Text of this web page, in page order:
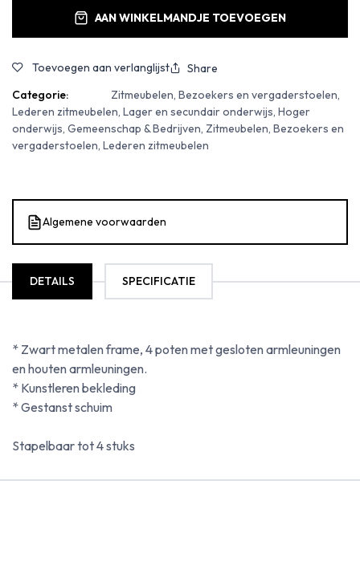
AAN WINKELMANDJE TOEVOEGEN
Toevoegen aan verlanglijst
Share
Categorie:
Zitmeubelen, Bezoekers en vergaderstoelen,
Lederen zitmeubelen, Lager en secundair onderwijs, Hoger
onderwijs, Gemeenschap & Bedrijven, Zitmeubelen, Bezoekers en
vergaderstoelen, Lederen zitmeubelen
Algemene voorwaarden
DETAILS SPECIFICATIE
* Zwart metalen frame, 4 poten met gesloten armleuningen
en houten armleuningen.
* Kunstleren bekleding
* Gestanst schuim
Stapelbaar tot 4 stuks